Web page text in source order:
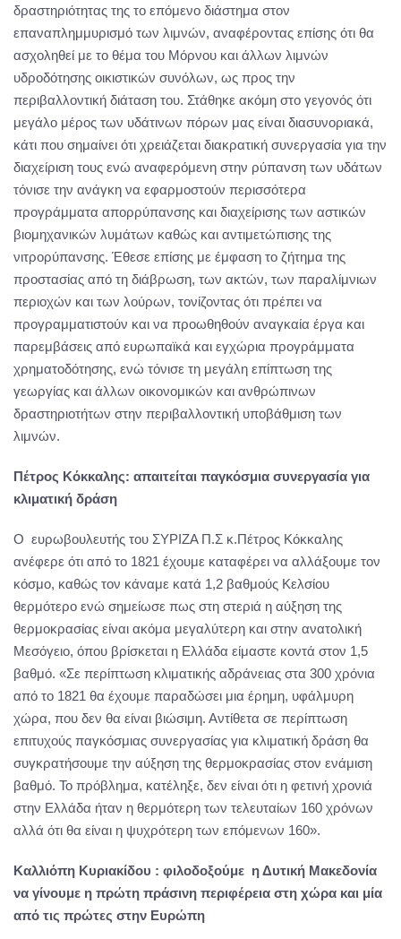
δραστηριότητας της το επόμενο διάστημα στον
επαναπλημμυρισμό των λιμνών, αναφέροντας επίσης ότι θα
ασχοληθεί με το θέμα του Μόρνου και άλλων λιμνών
υδροδότησης οικιστικών συνόλων, ως προς την
περιβαλλοντική διάταση του. Στάθηκε ακόμη στο γεγονός ότι
μεγάλο μέρος των υδάτινων πόρων μας είναι διασυνοριακά,
κάτι που σημαίνει ότι χρειάζεται διακρατική συνεργασία για την
διαχείριση τους ενώ αναφερόμενη στην ρύπανση των υδάτων
τόνισε την ανάγκη να εφαρμοστούν περισσότερα
προγράμματα απορρύπανσης και διαχείρισης των αστικών
βιομηχανικών λυμάτων καθώς και αντιμετώπισης της
νιτρορύπανσης. Έθεσε επίσης με έμφαση το ζήτημα της
προστασίας από τη διάβρωση, των ακτών, των παραλίμνιων
περιοχών και των λούρων, τονίζοντας ότι πρέπει να
προγραμματιστούν και να προωθηθούν αναγκαία έργα και
παρεμβάσεις από ευρωπαϊκά και εγχώρια προγράμματα
χρηματοδότησης, ενώ τόνισε τη μεγάλη επίπτωση της
γεωργίας και άλλων οικονομικών και ανθρώπινων
δραστηριοτήτων στην περιβαλλοντική υποβάθμιση των
λιμνών.
Πέτρος Κόκκαλης: απαιτείται παγκόσμια συνεργασία για
κλιματική δράση
Ο ευρωβουλευτής του ΣΥΡΙΖΑ Π.Σ κ.Πέτρος Κόκκαλης
ανέφερε ότι από το 1821 έχουμε καταφέρει να αλλάξουμε τον
κόσμο, καθώς τον κάναμε κατά 1,2 βαθμούς Κελσίου
θερμότερο ενώ σημείωσε πως στη στεριά η αύξηση της
θερμοκρασίας είναι ακόμα μεγαλύτερη και στην ανατολική
Μεσόγειο, όπου βρίσκεται η Ελλάδα είμαστε κοντά στον 1,5
βαθμό. «Σε περίπτωση κλιματικής αδράνειας στα 300 χρόνια
από το 1821 θα έχουμε παραδώσει μια έρημη, υφάλμυρη
χώρα, που δεν θα είναι βιώσιμη. Αντίθετα σε περίπτωση
επιτυχούς παγκόσμιας συνεργασίας για κλιματική δράση θα
συγκρατήσουμε την αύξηση της θερμοκρασίας στον ενάμιση
βαθμό. Το πρόβλημα, κατέληξε, δεν είναι ότι η φετινή χρονιά
στην Ελλάδα ήταν η θερμότερη των τελευταίων 160 χρόνων
αλλά ότι θα είναι η ψυχρότερη των επόμενων 160».
Καλλιόπη Κυριακίδου : φιλοδοξούμε η Δυτική Μακεδονία
να γίνουμε η πρώτη πράσινη περιφέρεια στη χώρα και μία
από τις πρώτες στην Ευρώπη